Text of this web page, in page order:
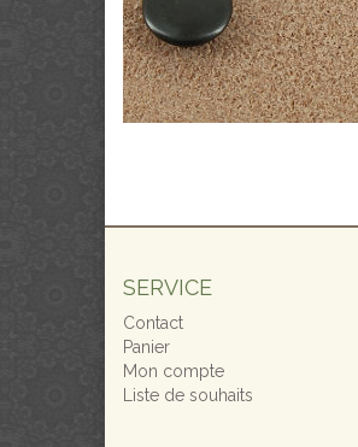
SERVICE
Contact
Panier
Mon compte
Liste de souhaits